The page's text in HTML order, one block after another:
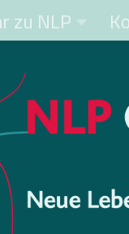
zu NLP